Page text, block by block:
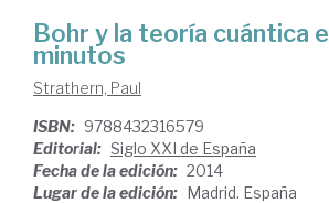
Bohr y la teoría cuántica
minutos
Strathern, Paul
ISBN: 9788432316579
Editorial: Siglo XXI de España
Fecha de la edición: 2014
Lugar de la edición: Madrid. España